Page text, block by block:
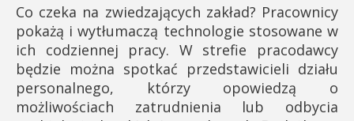
Co czeka na zwiedzających zakład? Pracownicy
pokażą i wytłumaczą technologie stosowane w
ich codziennej pracy. W strefie pracodawcy
będzie można spotkać przedstawicieli działu
personalnego, którzy opowiedzą o
możliwościach zatrudnienia lub odbycia